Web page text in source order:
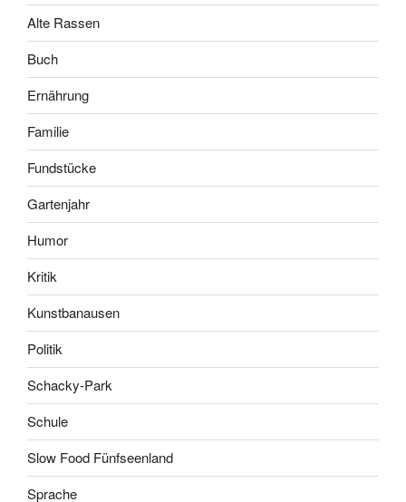
Alte Rassen
Buch
Ernährung
Familie
Fundstücke
Gartenjahr
Humor
Kritik
Kunstbanausen
Politik
Schacky-Park
Schule
Slow Food Fünfseenland
Sprache